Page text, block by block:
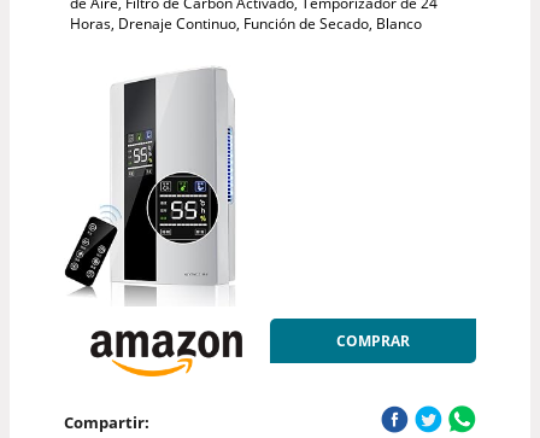
Horas, Drenaje Continuo, Función de Secado, Blanco
COMPRAR
Compartir: